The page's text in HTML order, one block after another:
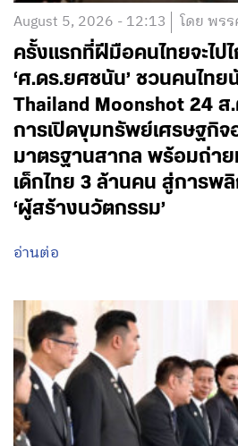
August 5, 2026 - 12:13 โดย พร
ครั้งแรกที่ฝีมือคนไทยจะไป
‘ศ.ดร.ยศชนัน’ ชวนคนไท
Thailand Moonshot 24 ส
การเปิดขุมทรัพย์เศรษฐกิ
มาตรฐานสากล พร้อมถ่า
เด็กไทย 3 ล้านคน สู่การพลิ
‘ผู้สร้างนวัตกรรม’
อ่านต่อ